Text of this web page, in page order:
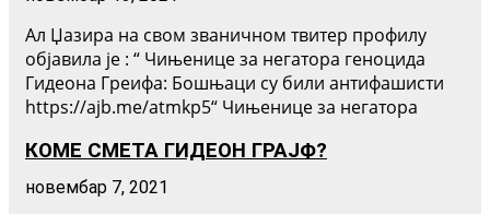
Ал Џазира на свом званичном твитер профилу
објавила је : “ Чињенице за негатора геноцида
Гидеона Греифа: Бошњаци су били антифашисти
https://ajb.me/atmkp5“ Чињенице за негатора
КОМЕ СМЕТА ГИДЕОН ГРАЈФ?
новембар 7, 2021